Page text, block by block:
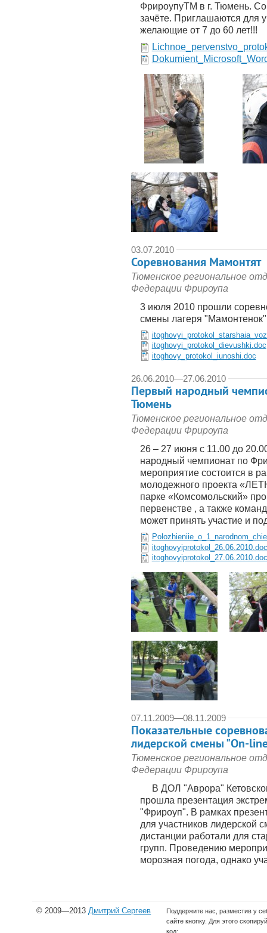
ФрироупуTM в г. Тюмень.
зачёте. Приглашаются для
желающие от 7 до 60 лет!!!
03.07.2010
Соревнования Мамонтят
Тюменское региональное
Федерации Фрироупа
3 июля 2010 прошли
смены лагеря
itoghovyi_protokol_dievushki.doc
itoghovy_protokol_iunoshi.doc
26.06.2010—27.06.2010
Первый народный
Тюмень
Тюменское региональное
Федерации Фрироупа
26 – 27 июня с 11.00 до
народный чемпионат по
мероприятие состоится в
молодежного проекта
парке «Комсомольский»
первенстве , а также
может принять участие и
itoghovyiprotokol_26.06.2010.doc
itoghovyiprotokol_27.06.2010.doc
07.11.2009—08.11.2009
Показательные
лидерской смены "On-
Тюменское региональное
Федерации Фрироупа
В ДОЛ "Аврора"
прошла презентация
"Фрироуп". В рамках
для участников
дистанции работали для
групп. Проведению
морозная погода, однако
© 2009—2013 Дмитрий Сергеев
Поддержите нас, разместив у
сайте кнопку. Для этого
код: